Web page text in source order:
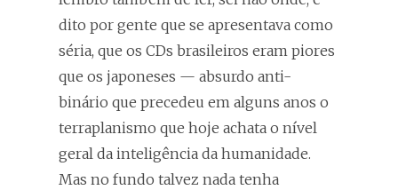
dito por gente que se apresentava como
séria, que os CDs brasileiros eram piores
que os japoneses — absurdo anti-
binário que precedeu em alguns anos o
terraplanismo que hoje achata o nível
geral da inteligência da humanidade.
Mas no fundo talvez nada tenha